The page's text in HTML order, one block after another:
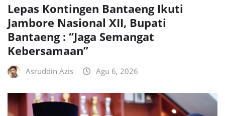
Lepas Kontingen Bantaeng Ikuti
Jambore Nasional XII, Bupati
Bantaeng : “Jaga Semangat
Kebersamaan”
Asruddin Azis Agu 6, 2026